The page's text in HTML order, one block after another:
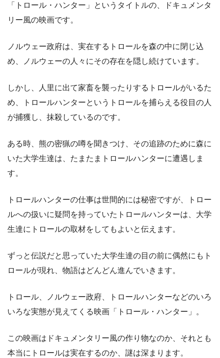
「トロール・ハンター」というタイトルの、ドキュメンタ
リー風の映画です。
ノルウェー政府は、実在するトロールを森の中に閉じ込
め、ノルウェーの人々にその存在を隠し続けています。
しかし、人里に出て家畜を襲ったりするトロールがいるた
め、トロールハンターというトロールを捕らえる役目の人
が捕獲し、抹殺しているのです。
ある時、熊の密猟の噂を聞きつけ、その追跡のために森に
いた大学生達は、たまたまトロールハンターに遭遇しま
す。
トロールハンターの仕事は世間的には秘密ですが、トロー
ルへの扱いに疑問を持っていたトロールハンターは、大学
生達にトロールの取材をしてもよいと伝えます。
ずっと伝説だと思っていた大学生達の目の前に偶然にもト
ロールが現れ、物語はどんどん進んでいきます。
トロール、ノルウェー政府、トロールハンターなどのいろ
いろな実態が見えてくる映画「トロール・ハンター」。
この映画はドキュメンタリー風の作り物なのか、それとも
本当にトロールは実在するのか、謎は深まります。